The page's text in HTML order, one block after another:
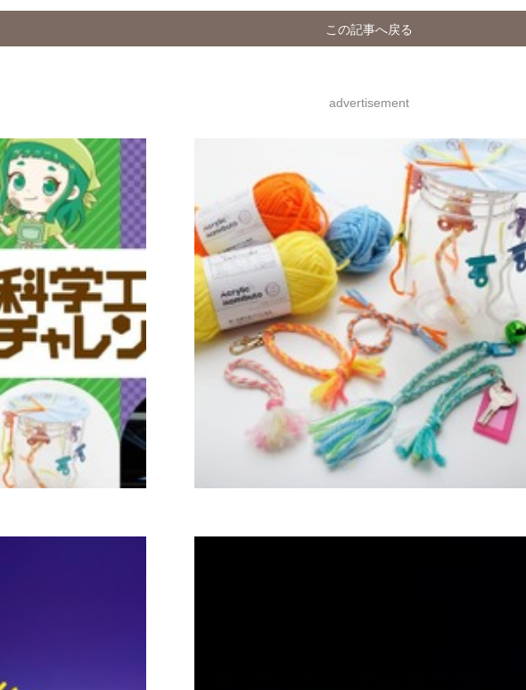
この記事へ戻る
advertisement